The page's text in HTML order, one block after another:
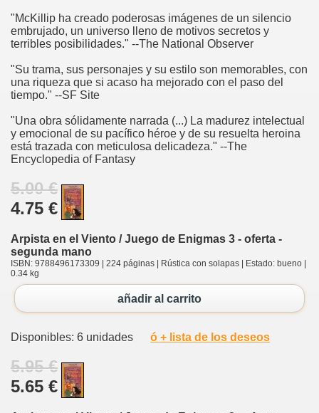
"McKillip ha creado poderosas imágenes de un silencio
embrujado, un universo lleno de motivos secretos y
terribles posibilidades." --The National Observer
"Su trama, sus personajes y su estilo son memorables, con
una riqueza que si acaso ha mejorado con el paso del
tiempo." --SF Site
"Una obra sólidamente narrada (...) La madurez intelectual
y emocional de su pacífico héroe y de su resuelta heroina
está trazada con meticulosa delicadeza." --The
Encyclopedia of Fantasy
5.00 €
4.75 €
Arpista en el Viento / Juego de Enigmas 3 - oferta -
segunda mano
ISBN: 9788496173309 | 224 páginas | Rústica con solapas | Estado: bueno |
0.34 kg
añadir al carrito
Disponibles: 6 unidades ó + lista de los deseos
5.95 €
5.65 €